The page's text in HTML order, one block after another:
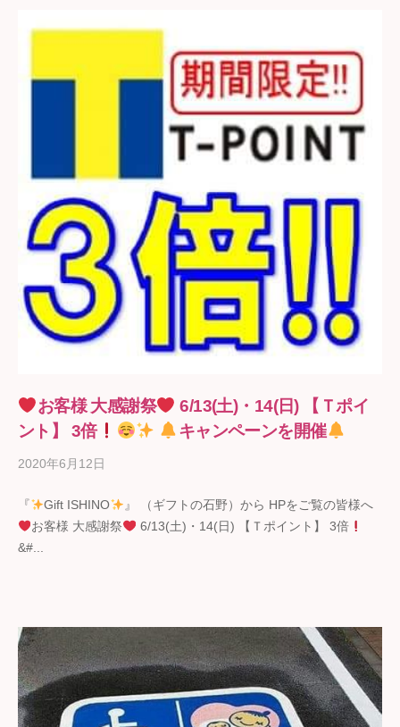
お客様 大感謝祭
6/13(土)・14(日) 【Ｔポイ
ント】 3倍
キャンペーンを開催
2020年6月12日
ギ
フ
『 Gift ISHINO
』 （ギフトの石野）から HPをご覧の皆様へ
お客様 大感謝祭
6/13(土)・14(日) 【Ｔポイント】 3倍
&#...